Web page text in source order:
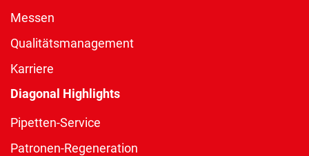
Messen
Qualitätsmanagement
Karriere
Diagonal Highlights
Pipetten-Service
Patronen-Regeneration